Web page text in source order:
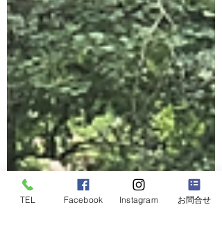
TEL Facebook Instagram お問合せ